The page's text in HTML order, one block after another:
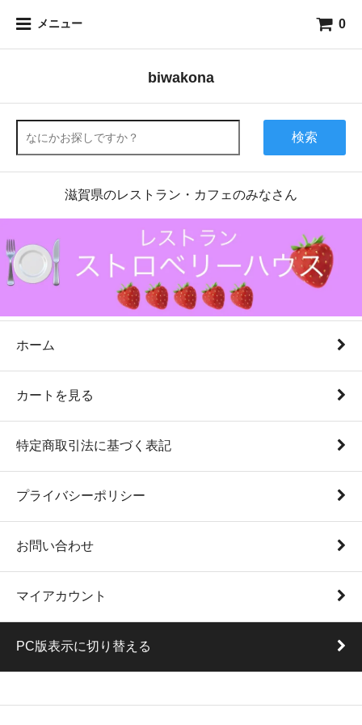
メニュー 0
biwakona
検索
滋賀県のレストラン・カフェのみなさん
ホーム
カートを見る
特定商取引法に基づく表記
プライバシーポリシー
お問い合わせ
マイアカウント
PC版表示に切り替える